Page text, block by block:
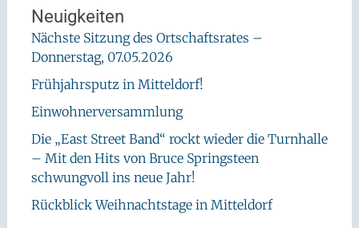
Neuigkeiten
Nächste Sitzung des Ortschaftsrates –
Donnerstag, 07.05.2026
Frühjahrsputz in Mitteldorf!
Einwohnerversammlung
Die „East Street Band“ rockt wieder die Turnhalle
– Mit den Hits von Bruce Springsteen
schwungvoll ins neue Jahr!
Rückblick Weihnachtstage in Mitteldorf